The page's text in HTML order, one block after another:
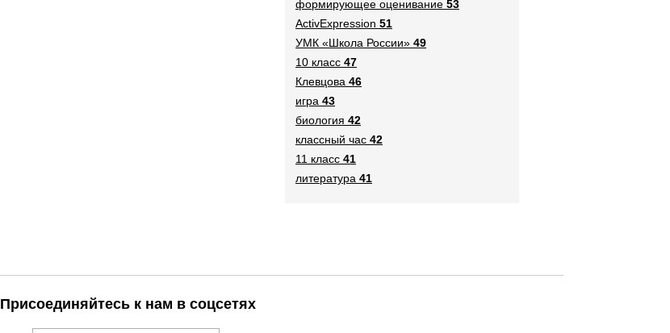
формирующее оценивание 53
ActivExpression 51
УМК «Школа России» 49
10 класс 47
Клевцова 46
игра 43
биология 42
классный час 42
11 класс 41
литература 41
Присоединяйтесь к нам в соцсетях